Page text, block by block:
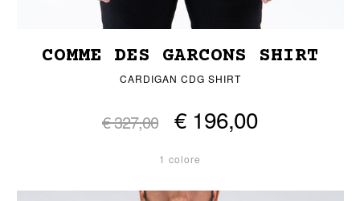
COMME DES GARCONS SHIRT
CARDIGAN CDG SHIRT
€ 327,00 € 196,00
1 colore